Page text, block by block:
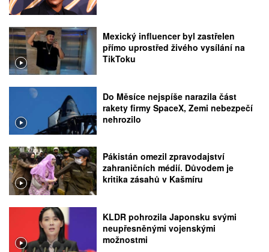
Mexický influencer byl zastřelen
přímo uprostřed živého vysílání na
TikToku
Do Měsíce nejspíše narazila část
rakety firmy SpaceX, Zemi nebezpečí
nehrozilo
Pákistán omezil zpravodajství
zahraničních médií. Důvodem je
kritika zásahů v Kašmíru
KLDR pohrozila Japonsku svými
neupřesněnými vojenskými
možnostmi